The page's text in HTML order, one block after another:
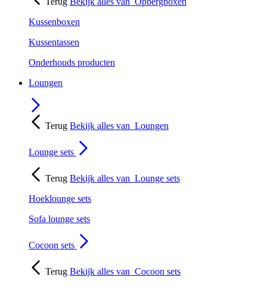
Kussenboxen
Kussentassen
Onderhouds producten
Loungen
Terug Bekijk alles van Loungen
Lounge sets
Terug Bekijk alles van Lounge sets
Hoeklounge sets
Sofa lounge sets
Cocoon sets
Terug Bekijk alles van Cocoon sets